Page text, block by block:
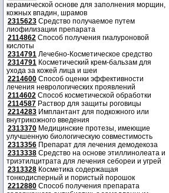
керамической основе для заполнения морщин,
кожных впадин, шрамов
2315623 Средство получаемое путем
лиофилизации препарата
2114862 Способ получения гиалуроновой
кислоты
2314791 Лечебно-Косметическое средство
2314791 Косметический крем-бальзам для
ухода за кожей лица и шеи
2214600 Способ оценки эффективности
лечения неврологических проявлений
2114602 Способ косметической обработки
2114587 Раствор для защиты роговицы
2214283 Имплантант для подкожного или
внутрикожного введения
2313370 Медицинские протезы, имеющие
улучшенную биологическую совместимость
2313356 Препарат для лечения демодекоза
2313338 Средство на основе этиллинолеата и
триэтилцитрата для лечения себореи и угрей
2313328 Косметика содержащая
тонкодисперный и пористый порошок
2212880 Способ получения препарата